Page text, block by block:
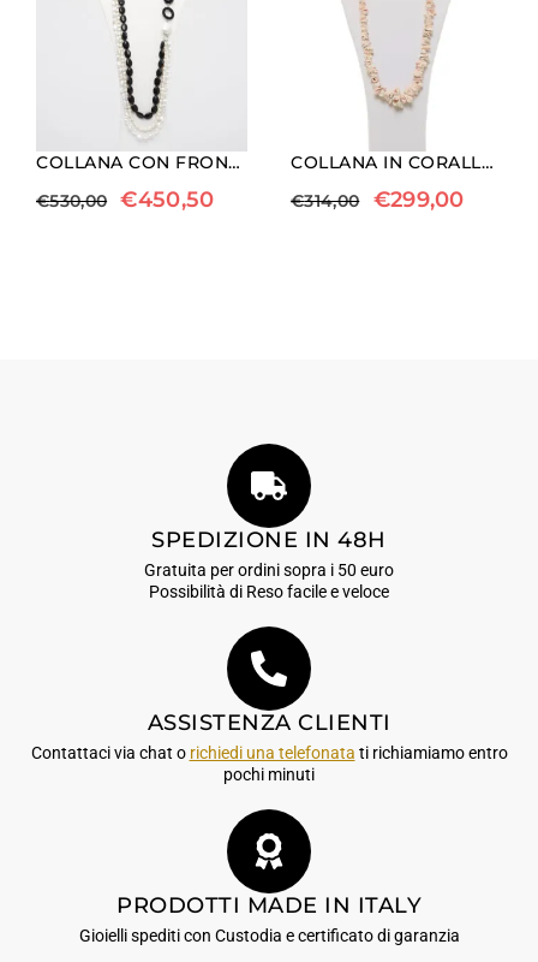
COLLANA CON FRONTALE A TRE FILI, IN PERLE BAROCCHE ED AGATA NERA
€530,00 €450,50
COLLANA IN CORALLO PELLE D’ANGELO CON ARGENTO
€314,00 €299,00
SPEDIZIONE IN 48H
Gratuita per ordini sopra i 50 euro
Possibilità di Reso facile e veloce
ASSISTENZA CLIENTI
Contattaci via chat o richiedi una telefonata ti richiamiamo entro
pochi minuti
PRODOTTI MADE IN ITALY
Gioielli spediti con Custodia e certificato di garanzia